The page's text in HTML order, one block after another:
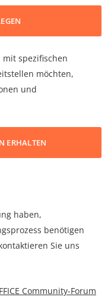
mit spezifischen
möchten,
und
ERHALTEN
haben,
benötigen
Sie uns
Community-Forum